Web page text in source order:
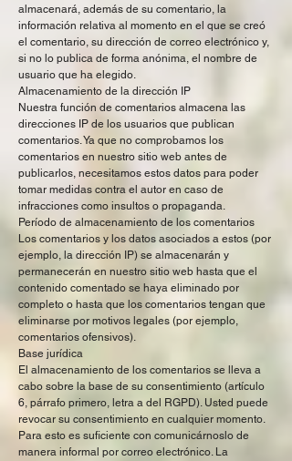
almacenará, además de su comentario, la
información relativa al momento en el que se creó
el comentario, su dirección de correo electrónico y,
si no lo publica de forma anónima, el nombre de
usuario que ha elegido.
Almacenamiento de la dirección IP
Nuestra función de comentarios almacena las
direcciones IP de los usuarios que publican
comentarios. Ya que no comprobamos los
comentarios en nuestro sitio web antes de
publicarlos, necesitamos estos datos para poder
tomar medidas contra el autor en caso de
infracciones como insultos o propaganda.
Período de almacenamiento de los comentarios
Los comentarios y los datos asociados a estos (por
ejemplo, la dirección IP) se almacenarán y
permanecerán en nuestro sitio web hasta que el
contenido comentado se haya eliminado por
completo o hasta que los comentarios tengan que
eliminarse por motivos legales (por ejemplo,
comentarios ofensivos).
Base jurídica
El almacenamiento de los comentarios se lleva a
cabo sobre la base de su consentimiento (artículo
6, párrafo primero, letra a del RGPD). Usted puede
revocar su consentimiento en cualquier momento.
Para esto es suficiente con comunicárnoslo de
manera informal por correo electrónico. La